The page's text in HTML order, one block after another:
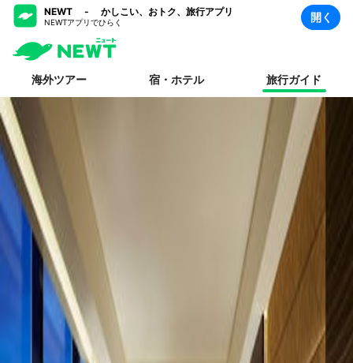
NEWT - かしこい、おトク、旅行アプリ
NEWTアプリでひらく 開く
海外ツアー 宿・ホテル 旅行ガイド